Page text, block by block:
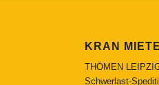
KRAN
THÖMEN
Schwerlast-